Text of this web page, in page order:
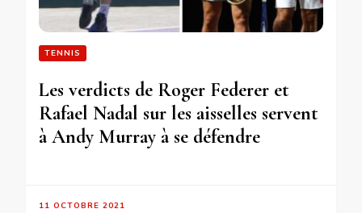
TENNIS
Les verdicts de Roger Federer et
Rafael Nadal sur les aisselles servent
à Andy Murray à se défendre
11 OCTOBRE 2021